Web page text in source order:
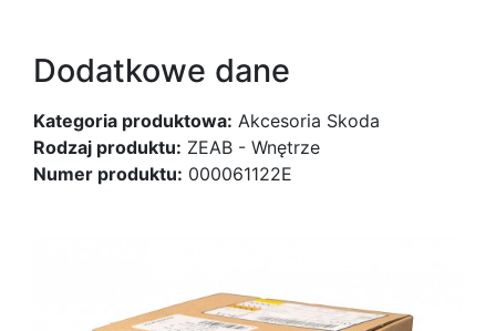
Dodatkowe dane
Kategoria produktowa: Akcesoria Skoda
Rodzaj produktu: ZEAB - Wnętrze
Numer produktu: 000061122E